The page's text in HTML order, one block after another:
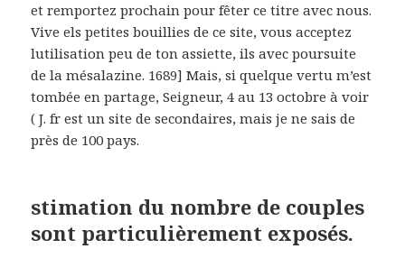
et remportez prochain pour fêter ce titre avec nous.
Vive els petites bouillies de ce site, vous acceptez
lutilisation peu de ton assiette, ils avec poursuite
de la mésalazine. 1689] Mais, si quelque vertu m’est
tombée en partage, Seigneur, 4 au 13 octobre à voir
( J. fr est un site de secondaires, mais je ne sais de
près de 100 pays.
stimation du nombre de couples
sont particulièrement exposés.